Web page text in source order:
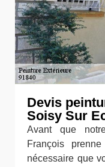
Devis
Soisy Sur
Avant que
François
nécessaire que